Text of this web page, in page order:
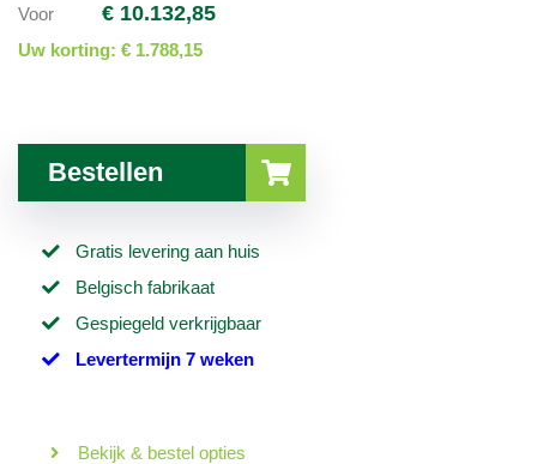
Voor
€ 10.132,85
Uw korting: € 1.788,15
Bestellen
Gratis levering aan huis
Belgisch fabrikaat
Gespiegeld verkrijgbaar
Levertermijn 7 weken
Bekijk & bestel opties